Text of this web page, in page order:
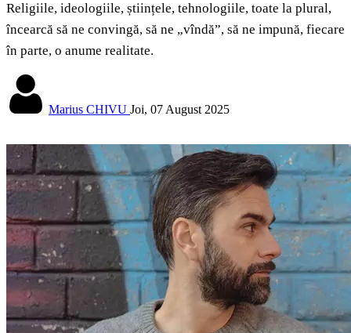
Religiile, ideologiile, științele, tehnologiile, toate la plural,
încearcă să ne convingă, să ne „vîndă”, să ne impună, fiecare
în parte, o anume realitate.
Marius CHIVU Joi, 07 August 2025